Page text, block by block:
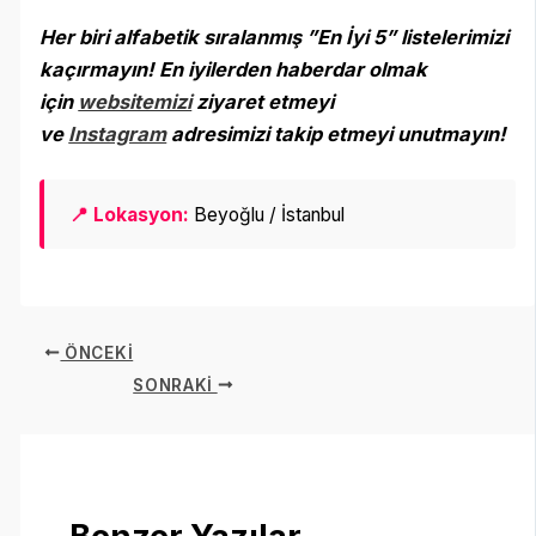
Her biri alfabetik sıralanmış ”En İyi 5” listelerimizi
kaçırmayın! En iyilerden haberdar olmak
için websitemiziziyaret etmeyi
ve Instagramadresimizi takip etmeyi unutmayın!
📍 Lokasyon: Beyoğlu / İstanbul
ÖNCEKI
SONRAKI